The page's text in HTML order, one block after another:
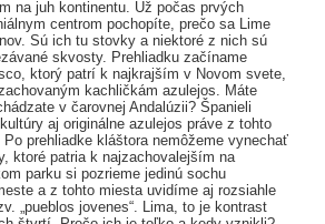
na juh kontinentu. Už počas prvých
centrom pochopíte, prečo sa Lime
Sú ich tu stovky a niektoré z nich sú
skvosty. Prehliadku začíname
ktorý patrí k najkrajším v Novom svete,
kachličkám azulejos. Máte
v čarovnej Andalúzii? Španieli
aj originálne azulejos práve z tohto
prehliadke kláštora nemôžeme vynechať
ktoré patria k najzachovalejším na
parku si pozrieme jedinú sochu
a z tohto miesta uvidíme aj rozsiahle
„pueblos jovenes“. Lima, to je kontrast